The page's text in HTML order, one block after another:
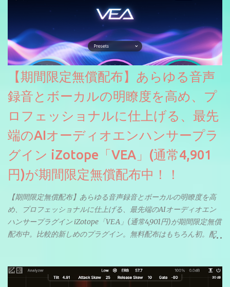
【期間限定無償配布】あらゆる音声
録音とボーカルの明瞭度を高め、プ
ロフェッショナルに仕上げる、最先
端のAIオーディオエンハンサープラ
グイン iZotope「VEA」(通常4,901
円)が期間限定無償配布中！！
【期間限定無償配布】あらゆる音声録音とボーカルの明瞭度を高
め、プロフェッショナルに仕上げる、最先端のAIオーディオエン
ハンサープラグイン iZotope「VEA」(通常4,901円)が期間限定無償
配布中。比較的新しめのプラグイン。無料配布はもちろん初。配